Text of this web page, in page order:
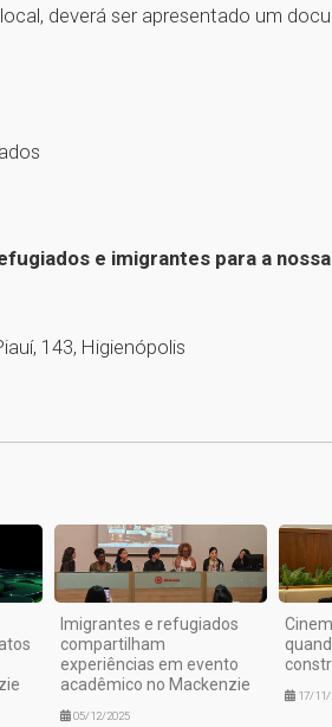
deverá ser apresentado um
e imigrantes para a
143, Higienópolis
Imigrantes e refugiados
compartilham
experiências em evento
acadêmico no Mackenzie
05/12/2025
17/11/